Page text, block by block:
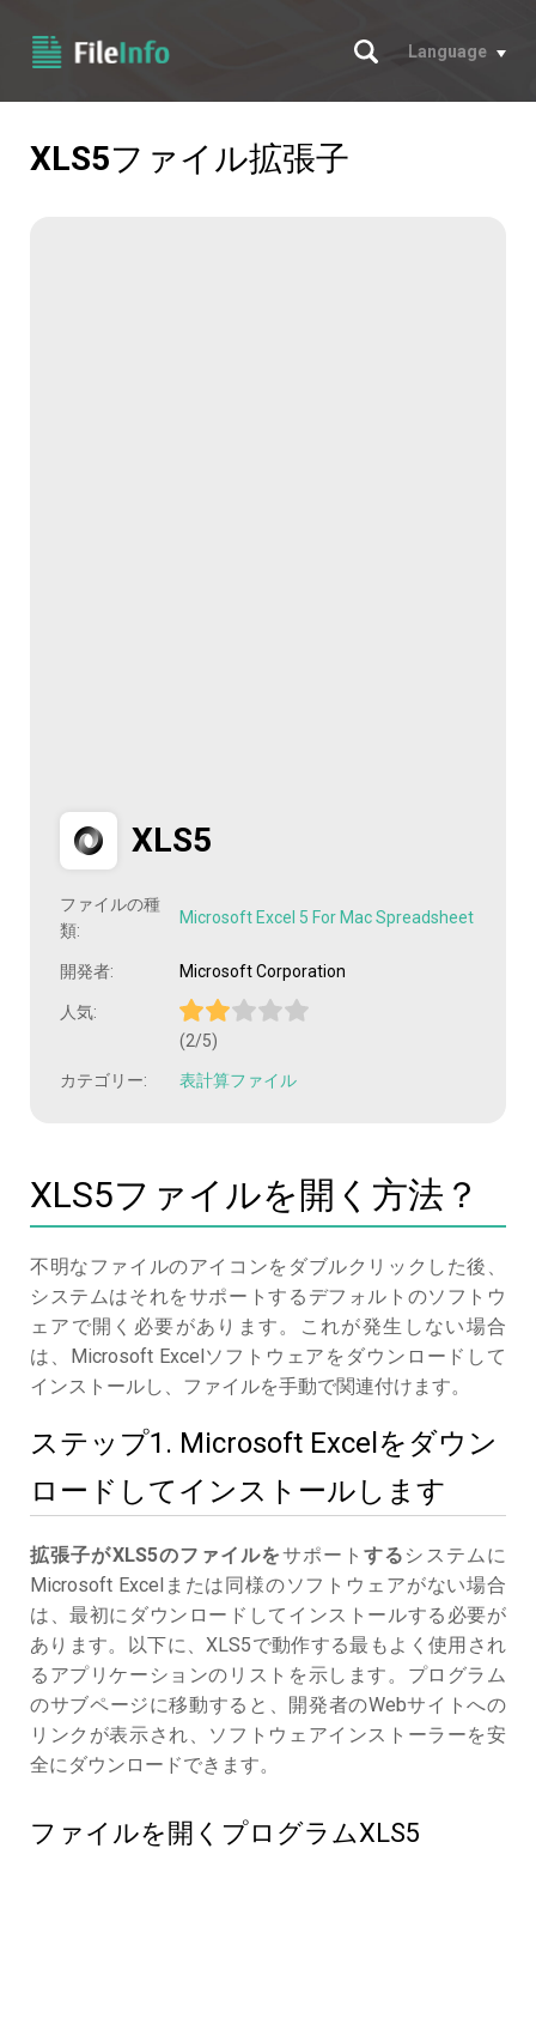
サーチ
Language
XLS5ファイル拡張子
XLS5
ファイルの種
類:
Microsoft Excel 5 For Mac Spreadsheet
開発者: Microsoft Corporation
人気:
(2/5)
カテゴリー: 表計算ファイル
XLS5ファイルを開く方法？
不明なファイルのアイコンをダブルクリックした後、
システムはそれをサポートするデフォルトのソフトウ
ェアで開く必要があります。これが発生しない場合
は、Microsoft Excelソフトウェアをダウンロードして
インストールし、ファイルを手動で関連付けます。
ステップ1. Microsoft Excelをダウン
ロードしてインストールします
拡張子がXLS5のファイルをサポートする システムに
Microsoft Excelまたは同様のソフトウェアがない場合
は、最初にダウンロードしてインストールする必要が
あります。以下に、XLS5で動作する最もよく使用され
るアプリケーションのリストを示します。プログラム
のサブページに移動すると、開発者のWebサイトへの
リンクが表示され、ソフトウェアインストーラーを安
全にダウンロードできます。
ファイルを開くプログラムXLS5